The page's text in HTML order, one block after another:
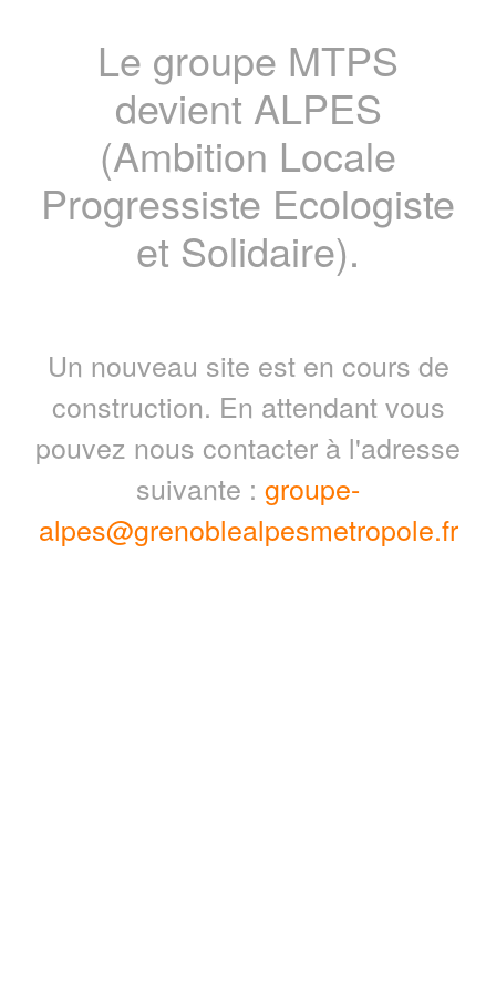
Le groupe MTPS
devient ALPES
(Ambition Locale
Progressiste Ecologiste
et Solidaire).
Un nouveau site est en cours de
construction. En attendant vous
pouvez nous contacter à l'adresse
suivante : groupe-
alpes@grenoblealpesmetropole.fr